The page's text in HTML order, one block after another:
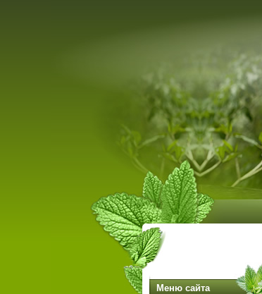
Меню сайта